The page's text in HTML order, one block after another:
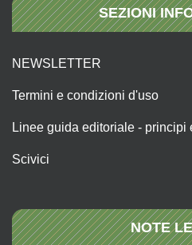
SEZIONI
NEWSLETTER
Termini e condizioni d'uso
Linee guida editoriale - principi
Scivici
NOTE